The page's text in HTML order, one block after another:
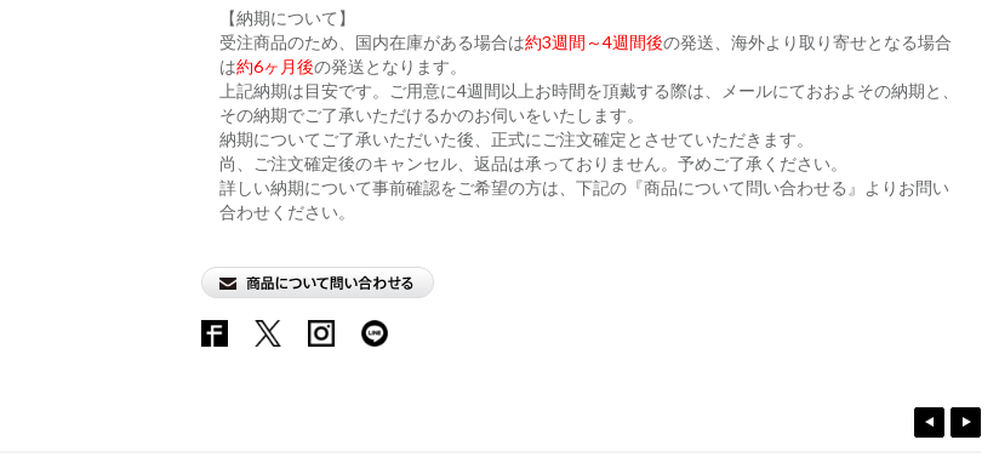
【納期について】
受注商品のため、国内在庫がある場合は約3週間～4週間後の発送、海外より取り寄せとなる場合
は約6ヶ月後の発送となります。
上記納期は目安です。ご用意に4週間以上お時間を頂戴する際は、メールにておおよその納期と、
その納期でご了承いただけるかのお伺いをいたします。
納期についてご了承いただいた後、正式にご注文確定とさせていただきます。
尚、ご注文確定後のキャンセル、返品は承っておりません。予めご了承ください。
詳しい納期について事前確認をご希望の方は、下記の『商品について問い合わせる』よりお問い
合わせください。